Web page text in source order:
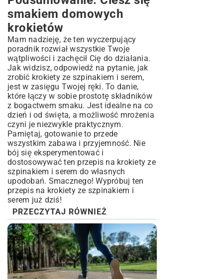
smakiem domowych
krokietów
Mam nadzieję, że ten wyczerpujący
poradnik rozwiał wszystkie Twoje
wątpliwości i zachęcił Cię do działania.
Jak widzisz, odpowiedź na pytanie, jak
zrobić krokiety ze szpinakiem i serem,
jest w zasięgu Twojej ręki. To danie,
które łączy w sobie prostotę składników
z bogactwem smaku. Jest idealne na co
dzień i od święta, a możliwość mrożenia
czyni je niezwykle praktycznym.
Pamiętaj, gotowanie to przede
wszystkim zabawa i przyjemność. Nie
bój się eksperymentować i
dostosowywać ten przepis na krokiety ze
szpinakiem i serem do własnych
upodobań. Smacznego! Wypróbuj ten
przepis na krokiety ze szpinakiem i
serem już dziś!
PRZECZYTAJ RÓWNIEŻ